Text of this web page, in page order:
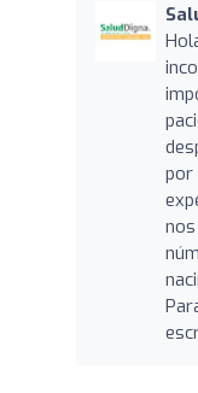
por